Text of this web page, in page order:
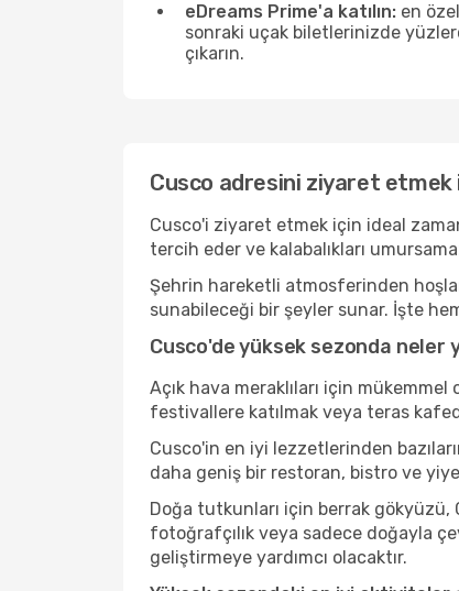
eDreams Prime'a katılın: en
sonraki uçak biletlerinizde
çıkarın.
Cusco adresini ziyaret etmek
Cusco'i ziyaret etmek için ideal
tercih eder ve kalabalıkları
Şehrin hareketli atmosferinden
sunabileceği bir şeyler sunar. İşte
Cusco'de yüksek sezonda neler
Açık hava meraklıları için
festivallere katılmak veya teras
Cusco'in en iyi lezzetlerinden
daha geniş bir restoran, bistro ve
Doğa tutkunları için berrak
fotoğrafçılık veya sadece doğayla
geliştirmeye yardımcı olacaktır.